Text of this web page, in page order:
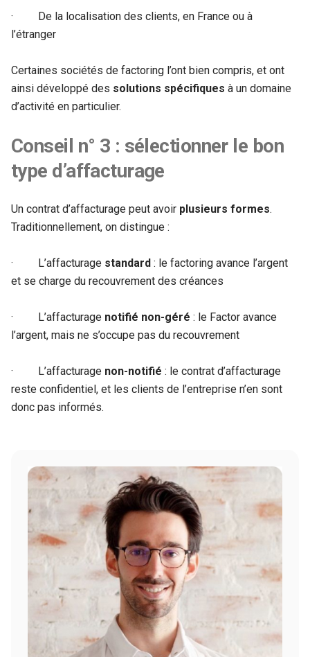
· De la localisation des clients, en France ou à
l’étranger
Certaines sociétés de factoring l’ont bien compris, et ont
ainsi développé des solutions spécifiques à un domaine
d’activité en particulier.
Conseil n° 3 : sélectionner le bon
type d’affacturage
Un contrat d’affacturage peut avoir plusieurs formes.
Traditionnellement, on distingue :
· L’affacturage standard : le factoring avance l’argent
et se charge du recouvrement des créances
· L’affacturage notifié non-géré : le Factor avance
l’argent, mais ne s’occupe pas du recouvrement
· L’affacturage non-notifié : le contrat d’affacturage
reste confidentiel, et les clients de l’entreprise n’en sont
donc pas informés.